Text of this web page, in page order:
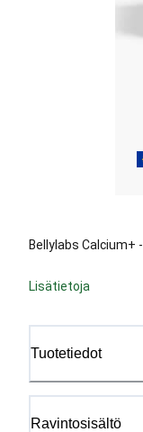
Bellylabs
Lisätietoja
Tuotetiedot
Ravintosisältö